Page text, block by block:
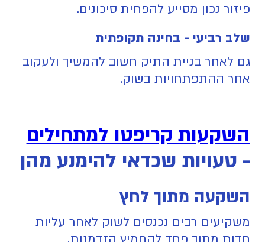
פיזור נכון מסייע להפחית סיכונים.
שלב רביעי - בחינה תקופתית
גם לאחר בניית התיק חשוב להמשיך ולעקוב
אחר ההתפתחויות בשוק.
השקעות קריפטו למתחילים
- טעויות שכדאי להימנע מהן
השקעה מתוך לחץ
משקיעים רבים נכנסים לשוק לאחר עליות